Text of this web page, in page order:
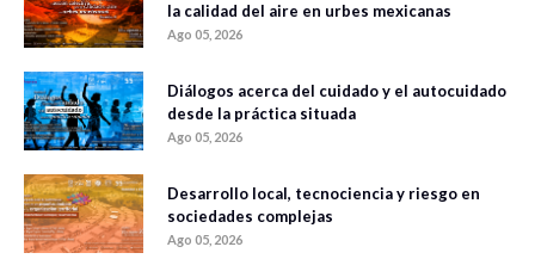
la calidad del aire en urbes mexicanas
Ago 05, 2026
Diálogos acerca del cuidado y el autocuidado
desde la práctica situada
Ago 05, 2026
Desarrollo local, tecnociencia y riesgo en
sociedades complejas
Ago 05, 2026